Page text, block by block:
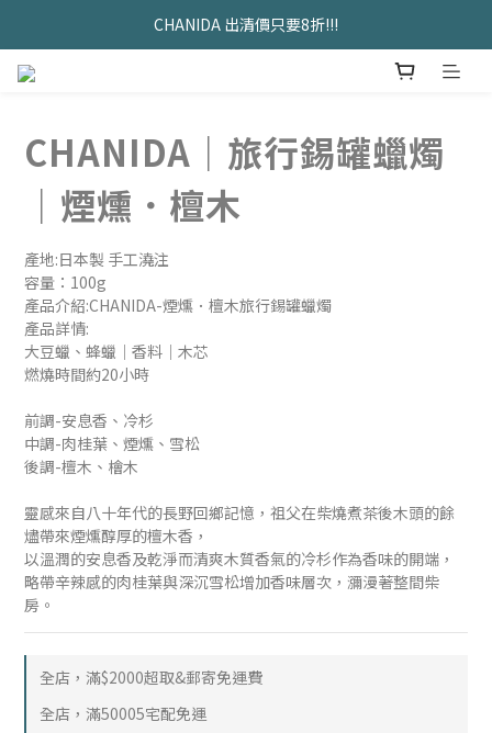
久坐神器>>坐&靠墊組合只要$1488
CHANIDA 出清價只要8折!!!
CHANIDA｜旅行錫罐蠟燭
｜煙燻．檀木
產地:日本製 手工澆注
容量：100g
產品介紹:CHANIDA-煙燻．檀木旅行錫罐蠟燭
產品詳情:
大豆蠟、蜂蠟｜香料｜木芯
燃燒時間約20小時
前調-安息香、冷杉
中調-肉桂葉、煙燻、雪松
後調-檀木、檜木
靈感來自八十年代的長野回鄉記憶，祖父在柴燒煮茶後木頭的餘
燼帶來煙燻醇厚的檀木香，
以溫潤的安息香及乾淨而清爽木質香氣的冷杉作為香味的開端，
略帶辛辣感的肉桂葉與深沉雪松增加香味層次，瀰漫著整間柴
房。
全店，滿$2000超取&郵寄免運費
全店，滿50005宅配免運